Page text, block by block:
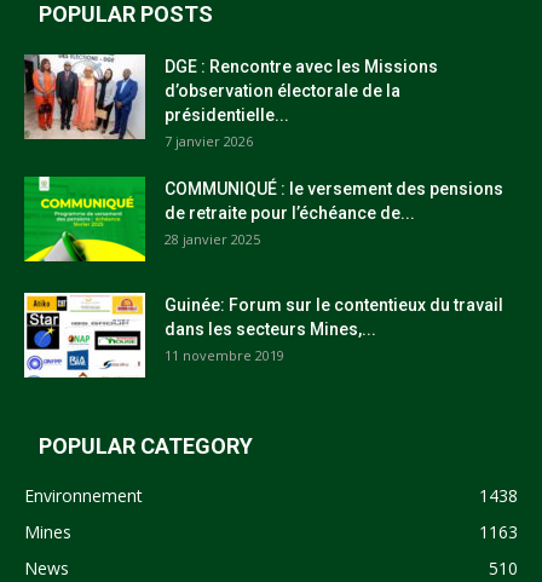
POPULAR POSTS
DGE : Rencontre avec les Missions
d’observation électorale de la
présidentielle...
7 janvier 2026
COMMUNIQUÉ : le versement des pensions
de retraite pour l’échéance de...
28 janvier 2025
Guinée: Forum sur le contentieux du travail
dans les secteurs Mines,...
11 novembre 2019
POPULAR CATEGORY
Environnement
1438
Mines
1163
News
510